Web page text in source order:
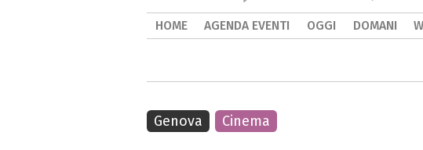
Genova Cinema
HOME AGENDA EVENTI OGGI DOMANI